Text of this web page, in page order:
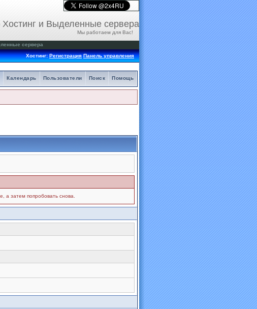
Хостинг и Выделенные сервера
Мы работаем для Вас!
сервера
Хостинг:Регистрация Панель управления
Помощь
Поиск
Пользователи
Календарь
а затем попробовать снова.